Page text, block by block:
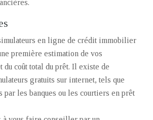
en ligne de crédit immobilier
première estimation de vos
du coût total du prêt. Il existe de
gratuits sur internet, tels que
par les banques ou les courtiers en prêt